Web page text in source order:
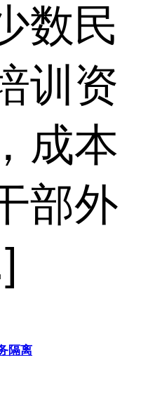
数民
训资
成本
部外
隔离